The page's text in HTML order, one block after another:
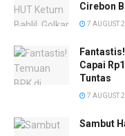
Cirebon
7 AUGUST
Capai
Tuntas
7 AUGUST
Sambut